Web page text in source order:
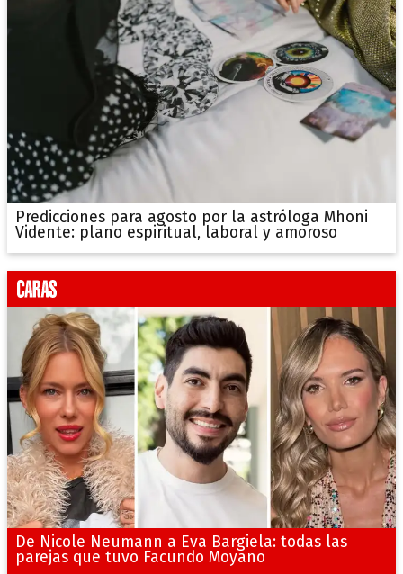
Predicciones para agosto por la astróloga Mhoni
Vidente: plano espiritual, laboral y amoroso
De Nicole Neumann a Eva Bargiela: todas las
parejas que tuvo Facundo Moyano